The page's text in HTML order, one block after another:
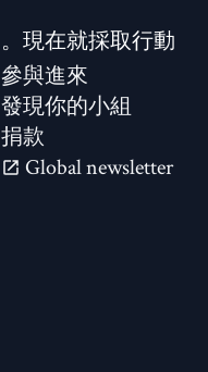
現在就採取行動。
參與進來
發現你的小組
捐款
Global newsletter